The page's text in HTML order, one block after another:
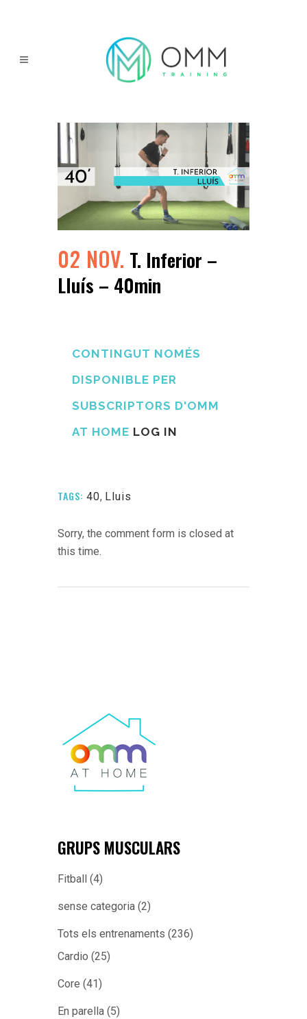
02 NOV. T. Inferior –
Lluís – 40min
CONTINGUT NOMÉS
DISPONIBLE PER
SUBSCRIPTORS D'OMM
AT HOME LOG IN
TAGS: 40, Lluis
Sorry, the comment form is closed at
this time.
GRUPS MUSCULARS
Fitball (4)
sense categoria (2)
Tots els entrenaments (236)
Cardio (25)
Core (41)
En parella (5)